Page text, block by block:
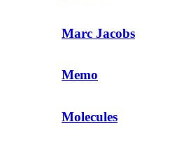
Marc Jacobs
Memo
Molecules